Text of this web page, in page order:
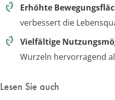
Erhöhte
verbessert die
Vielfältige
Wurzeln hervorragend
Lesen Sie auch